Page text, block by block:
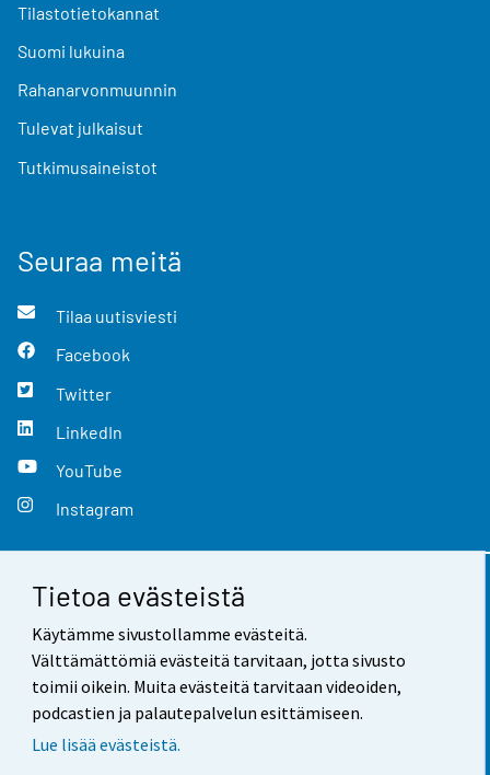
Tietoa evästeistä
Käytämme sivustollamme evästeitä.
Välttämättömiä evästeitä tarvitaan, jotta sivusto
toimii oikein. Muita evästeitä tarvitaan videoiden,
podcastien ja palautepalvelun esittämiseen.
Lue lisää evästeistä.
Tilastotietokannat
Suomi lukuina
Rahanarvonmuunnin
Tulevat julkaisut
Tutkimusaineistot
Seuraa meitä
Tilaa uutisviesti
Facebook
Twitter
LinkedIn
YouTube
Instagram
Yhteystiedot
Palaute
Käyttöehdot